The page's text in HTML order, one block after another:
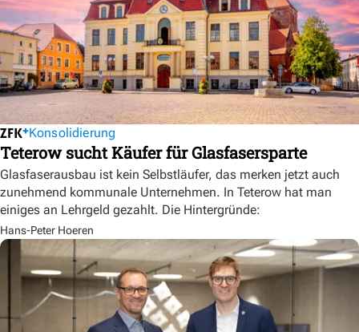
Konsolidierung
Teterow sucht Käufer für Glasfasersparte
Glasfaserausbau ist kein Selbstläufer, das merken jetzt auch
zunehmend kommunale Unternehmen. In Teterow hat man
einiges an Lehrgeld gezahlt. Die Hintergründe:
Hans-Peter Hoeren